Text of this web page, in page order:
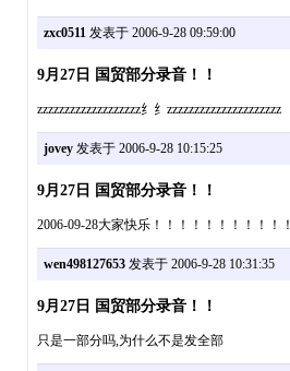
zxc0511发表于 2006-9-28 09:59:00
9月27日 国贸部分录音！！
zzzzzzzzzzzzzzzzzzz纟纟zzzzzzzzzzzzzzzzzzzzz
jovey发表于 2006-9-28 10:15:25
9月27日 国贸部分录音！！
2006-09-28大家快乐！！！！！！！！！！！
wen498127653发表于 2006-9-28 10:31:35
9月27日 国贸部分录音！！
只是一部分吗,为什么不是发全部